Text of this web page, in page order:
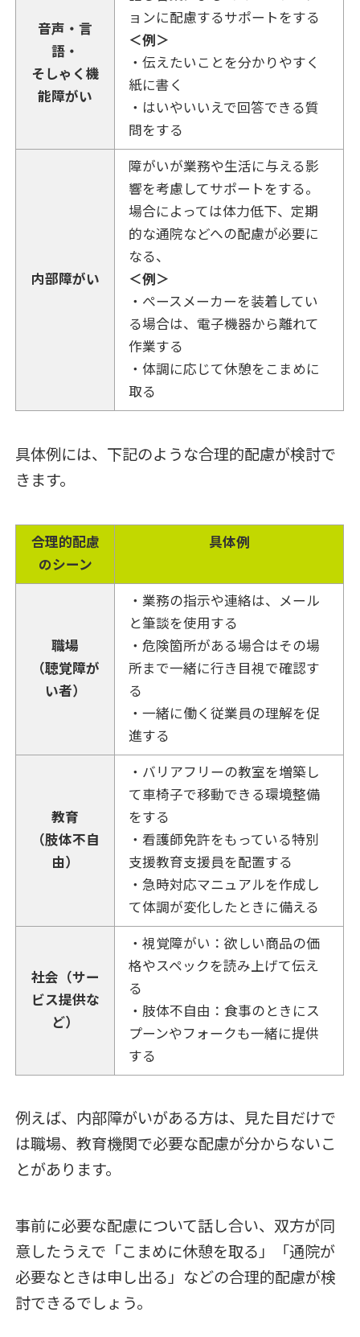
音声・言
語・
そしゃく機
能障がい
ョンに配慮するサポートをする
＜例＞
・伝えたいことを分かりやすく
紙に書く
・はいやいいえで回答できる質
問をする
内部障がい
障がいが業務や生活に与える影
響を考慮してサポートをする。
場合によっては体力低下、定期
的な通院などへの配慮が必要に
なる、
＜例＞
・ぺースメーカーを装着してい
る場合は、電子機器から離れて
作業する
・体調に応じて休憩をこまめに
取る
具体例には、下記のような合理的配慮が検討で
きます。
合理的配慮
のシーン
具体例
職場
（聴覚障が
い者）
・業務の指示や連絡は、メール
と筆談を使用する
・危険箇所がある場合はその場
所まで一緒に行き目視で確認す
る
・一緒に働く従業員の理解を促
進する
教育
（肢体不自
由）
・バリアフリーの教室を増築し
て車椅子で移動できる環境整備
をする
・看護師免許をもっている特別
支援教育支援員を配置する
・急時対応マニュアルを作成し
て体調が変化したときに備える
社会（サー
ビス提供な
ど）
・視覚障がい：欲しい商品の価
格やスペックを読み上げて伝え
る
・肢体不自由：食事のときにス
プーンやフォークも一緒に提供
する
例えば、内部障がいがある方は、見た目だけで
は職場、教育機関で必要な配慮が分からないこ
とがあります。
事前に必要な配慮について話し合い、双方が同
意したうえで「こまめに休憩を取る」「通院が
必要なときは申し出る」などの合理的配慮が検
討できるでしょう。